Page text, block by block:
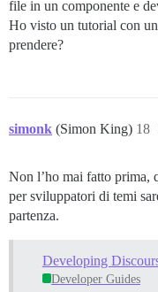
file in un componente e
Ho visto un tutorial con
prendere?
simonk (Simon King) 18
Non l’ho mai fatto prima,
per sviluppatori di temi
partenza.
Developing
Developer Guides